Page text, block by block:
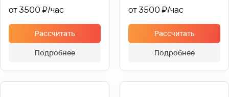
от 3500 ₽
Рассчитать
Подробнее
от 3500 ₽
Рассчитать
Подробнее